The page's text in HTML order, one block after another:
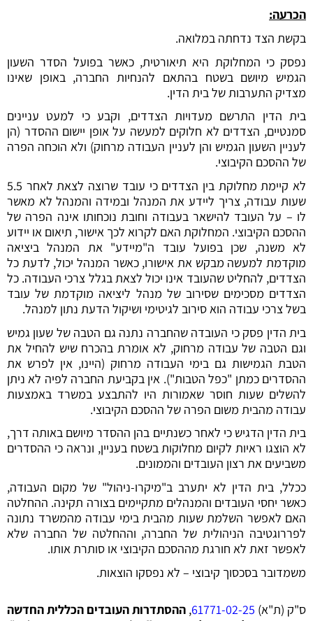
הכרעה:
בקשת הצד נדחתה במלואה.
נפסק כי המחלוקת היא תיאורטית, כאשר בפועל הסדר השעון
הגמיש מיושם בשטח בהתאם להנחיות החברה, באופן שאינו
מצדיק התערבות של בית הדין.
בית הדין התרשם מעדויות הצדדים, וקבע כי למעט עניינים
סמנטיים, הצדדים לא חלוקים למעשה על אופן יישום ההסדר (הן
לעניין השעון הגמיש והן לעניין העבודה מרחוק) ולא הוכחה הפרה
של ההסכם הקיבוצי.
לא קיימת מחלוקת בין הצדדים כי עובד שרוצה לצאת לאחר 5.5
שעות עבודה, צריך ליידע את המנהל ובמידה והמנהל לא מאשר
לו – על העובד להישאר בעבודה וחובת נוכחותו אינה הפרה של
ההסכם הקיבוצי. המחלוקת האם לקרוא לכך אישור, תיאום או יידוע
לא משנה, שכן בפועל עובד ה"מיידע" את המנהל ביציאה
מוקדמת למעשה מבקש את אישורו, כאשר המנהל יכול, לדעת כל
הצדדים, להחליט שהעובד אינו יכול לצאת בגלל צרכי העבודה. כל
הצדדים מסכימים שסירוב של מנהל ליציאה מוקדמת של עובד
בשל צרכי עבודה הוא סירוב לגיטימי ושיקול הדעת נתון למנהל.
בית הדין פסק כי העובדה שהחברה נתנה גם הטבה של שעון גמיש
וגם הטבה של עבודה מרחוק, לא אומרת בהכרח שיש להחיל את
הטבת הגמישות גם בימי העבודה מרחוק (היינו, אין לפרש את
ההסדרים כמתן "כפל הטבות"). אין בקביעת החברה לפיה לא ניתן
להשלים שעות חוסר שאמורות היו להתבצע במשרד באמצעות
עבודה מהבית משום הפרה של ההסכם הקיבוצי.
בית הדין הדגיש כי לאחר כשנתיים בהן ההסדר מיושם באותה דרך,
לא הוצגו ראיות לקיום מחלוקות בשטח בעניין, ונראה כי ההסדרים
משביעים את רצון העובדים והממונים.
ככלל, בית הדין לא יתערב ב"מיקרו-ניהול" של מקום העבודה,
כאשר יחסי העובדים והמנהלים מתקיימים בצורה תקינה. ההחלטה
האם לאפשר השלמת שעות מהבית בימי עבודה מהמשרד נתונה
לפררוגטיבה הניהולית של החברה, וההחלטה של החברה שלא
לאפשר זאת לא חורגת מההסכם הקיבוצי או סותרת אותו.
משמדובר בסכסוך קיבוצי – לא נפסקו הוצאות.
ס"ק (ת"א) 61771-02-25
, ההסתדרות העובדים הכללית החדשה